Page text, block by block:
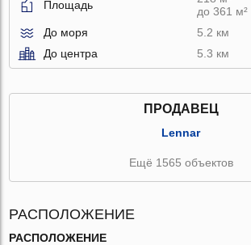
Площадь
до 361 м²
До моря
5.2 км
До центра
5.3 км
ПРОДАВЕЦ
Lennar
Ещё 1565 объектов
РАСПОЛОЖЕНИЕ
РАСПОЛОЖЕНИЕ